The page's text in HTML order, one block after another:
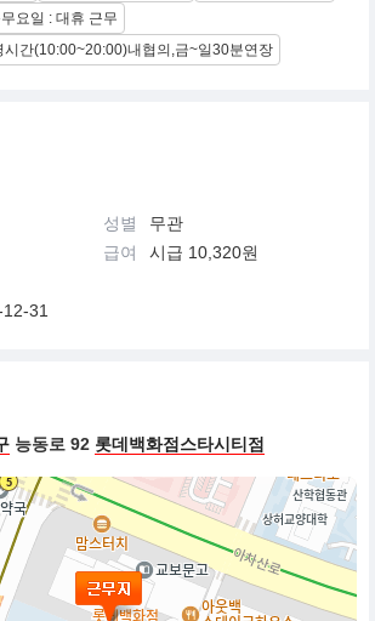
요일 : 대휴 근무
시간(10:00~20:00)내협의,금~일30분연장
성별
무관
급여
시급 10,320원
31
능동로 92 롯데백화점스타시티점